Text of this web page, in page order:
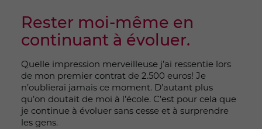
Rester moi-même en
continuant à évoluer.
Quelle impression merveilleuse j’ai ressentie lors
de mon premier contrat de 2.500 euros! Je
n’oublierai jamais ce moment. D’autant plus
qu’on doutait de moi à l’école. C’est pour cela que
je continue à évoluer sans cesse et à surprendre
les gens.